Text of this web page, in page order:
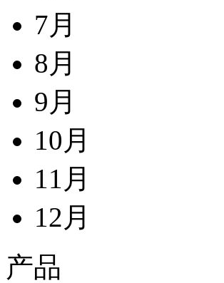
7月
8月
9月
10月
11月
12月
产品